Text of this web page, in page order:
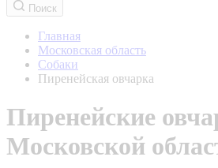
Поиск
Главная
Московская область
Собаки
Пиренейская овчарка
Пиренейские
Московской